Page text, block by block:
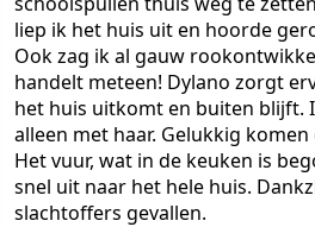
liep ik het huis uit en hoorde
Ook zag ik al gauw
handelt meteen! Dylano zorgt
het huis uitkomt en buiten blijft.
alleen met haar. Gelukkig
Het vuur, wat in de keuken is
snel uit naar het hele huis.
slachtoffers gevallen.